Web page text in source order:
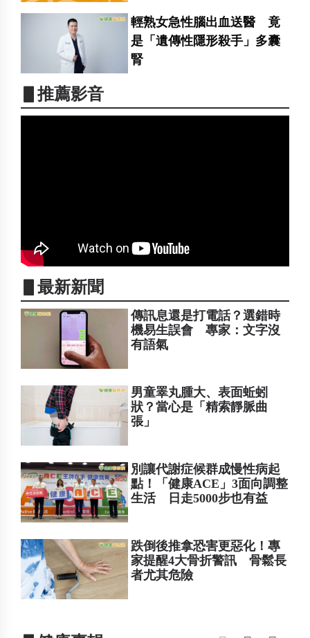
輕熟女急性腦出血送醫 竟
是「遺傳性隱形殺手」多囊
腎
▋推薦影音
▋最新新聞
傳訊息還是打電話？選錯時
機易生誤會 專家：文字沒
有語氣
男童睪丸腫大、表面蚯蚓
狀？當心是「精索靜脈曲
張」
別讓代謝症候群成慢性病起
點！「健康ACE」3面向調整
生活 日走5000步也有益
跌倒後推拿恐害更惡化！專
家提醒4大骨折警訊 骨鬆長
者尤其危險